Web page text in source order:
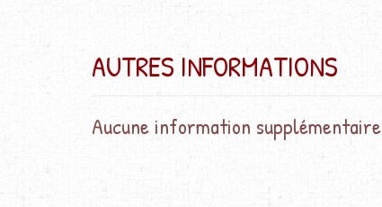
AUTRES INFORMATIONS
Aucune information supplémentaire